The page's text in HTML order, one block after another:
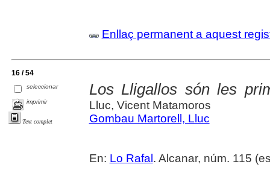
Enllaç permanent a aquest
16 / 54
seleccionar
imprimir
Text complet
Los Lligallos són les
Lluc, Vicent Matamoros
Gombau Martorell, Lluc
En: Lo Rafal. Alcanar, núm. 115